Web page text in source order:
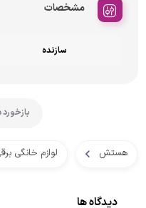
مشخصات
سازنده
بازخورد
هستش لوازم خانگی
دیدگاه ها